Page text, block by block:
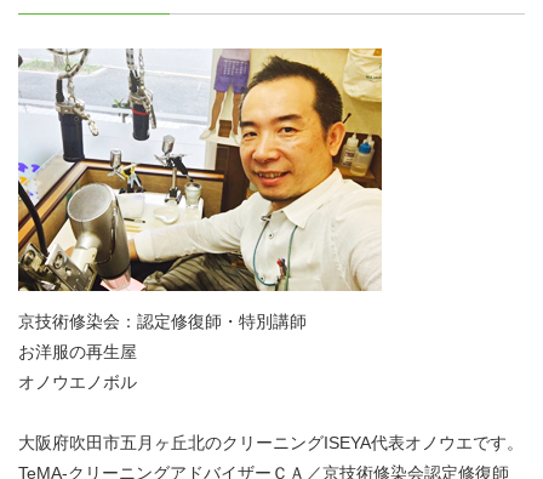
京技術修染会：認定修復師・特別講師
お洋服の再生屋
オノウエノボル
大阪府吹田市五月ヶ丘北のクリーニングISEYA代表オノウエです。
TeMA-クリーニングアドバイザーＣＡ／京技術修染会認定修復師